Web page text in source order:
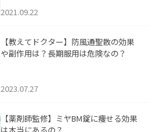
2021.09.22
【教えてドクター】防風通聖散の効果
や副作用は？長期服用は危険なの？
2023.07.27
【薬剤師監修】ミヤBM錠に痩せる効果
は本当にあるの？